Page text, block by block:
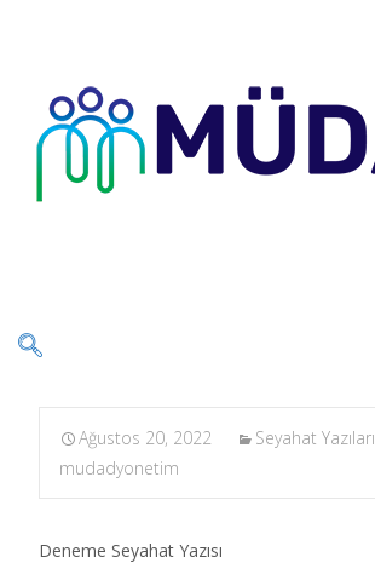
Ağustos 20, 2022
Seyahat Yazıları
mudadyonetim
Deneme Seyahat Yazısı